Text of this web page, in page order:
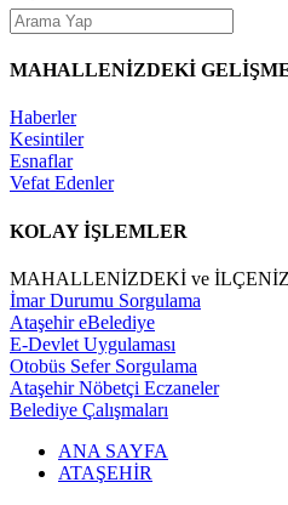
MAHALLENİZDEKİ
Haberler
Kesintiler
Esnaflar
Vefat Edenler
KOLAY İŞLEMLER
MAHALLENİZDEKİ ve
İmar Durumu Sorgulama
Ataşehir eBelediye
E-Devlet Uygulaması
Otobüs Sefer Sorgulama
Ataşehir Nöbetçi Eczaneler
Belediye Çalışmaları
ANA SAYFA
ATAŞEHİR